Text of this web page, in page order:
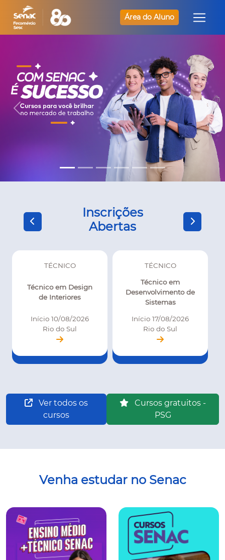
Área do Aluno
Inscrições
Abertas
TÉCNICO
Técnico em Design
de Interiores
Início 10/08/2026
Rio do Sul
TÉCNICO
Técnico em
Desenvolvimento de
Sistemas
Início 17/08/2026
Rio do Sul
Ver todos os
cursos
Cursos gratuitos -
PSG
Venha estudar no Senac